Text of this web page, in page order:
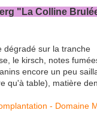
"La Colline
dégradé sur la tranche
le kirsch, notes
encore un peu
qu'à table), matière
- Domaine